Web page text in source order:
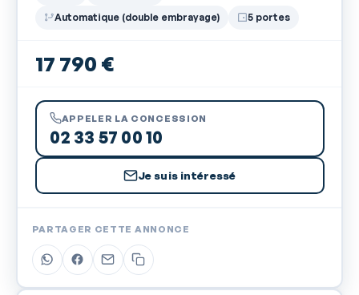
Automatique (double embrayage)
5 portes
17 790 €
APPELER LA CONCESSION
02 33 57 00 10
Je suis intéressé
PARTAGER CETTE ANNONCE